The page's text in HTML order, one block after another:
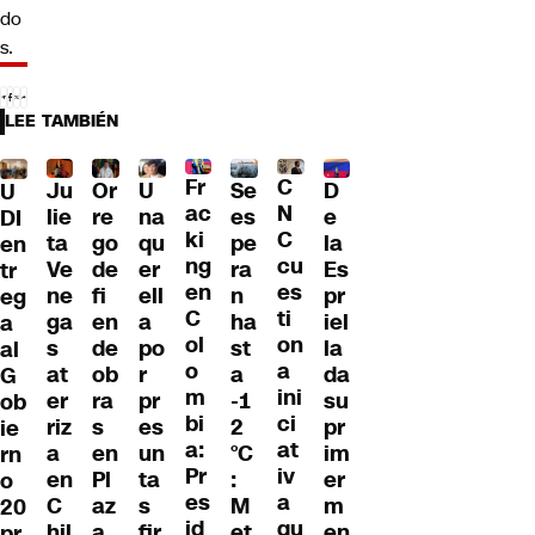
do
s.
LEE TAMBIÉN
U
DI
en
tr
eg
a
al
G
ob
ie
rn
o
20
Ju
lie
ta
Ve
ne
ga
s
at
er
riz
a
en
C
Or
re
go
de
fi
en
de
ob
ra
s
en
Pl
az
U
na
qu
er
ell
a
po
r
pr
es
un
ta
s
Fr
ac
ki
ng
en
C
ol
o
m
bi
a:
Pr
es
Se
es
pe
ra
n
ha
st
a
-1
2
°C
:
M
C
N
C
cu
es
ti
on
a
ini
ci
at
iv
a
D
e
la
Es
pr
iel
la
da
su
pr
im
er
m